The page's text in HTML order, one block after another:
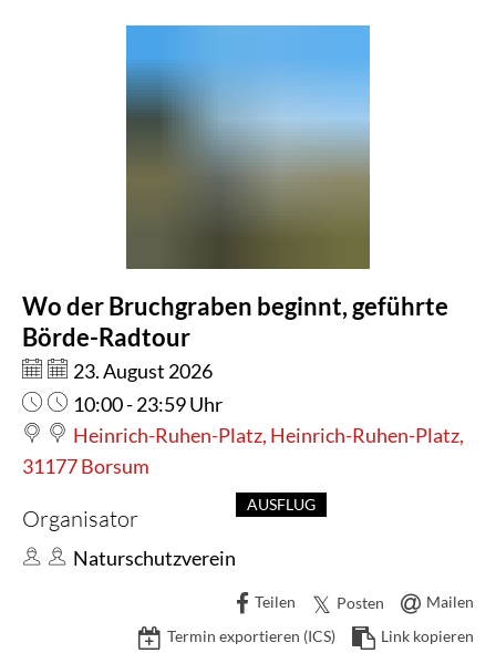
Bruchgraben
geführte
Börde-
Radtour
Wo der Bruchgraben beginnt, geführte
Börde-Radtour
Datum:
23. August 2026
Uhrzeit:
10:00 - 23:59 Uhr
Heinrich-Ruhen-Platz, Heinrich-Ruhen-Platz,
31177 Borsum
Organisator
Naturschutzverein
AUSFLUG
Teilen Posten
Mailen
Termin exportieren (ICS)
Link kopieren